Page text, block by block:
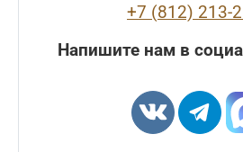
+7 (812) 213-
Напишите нам в